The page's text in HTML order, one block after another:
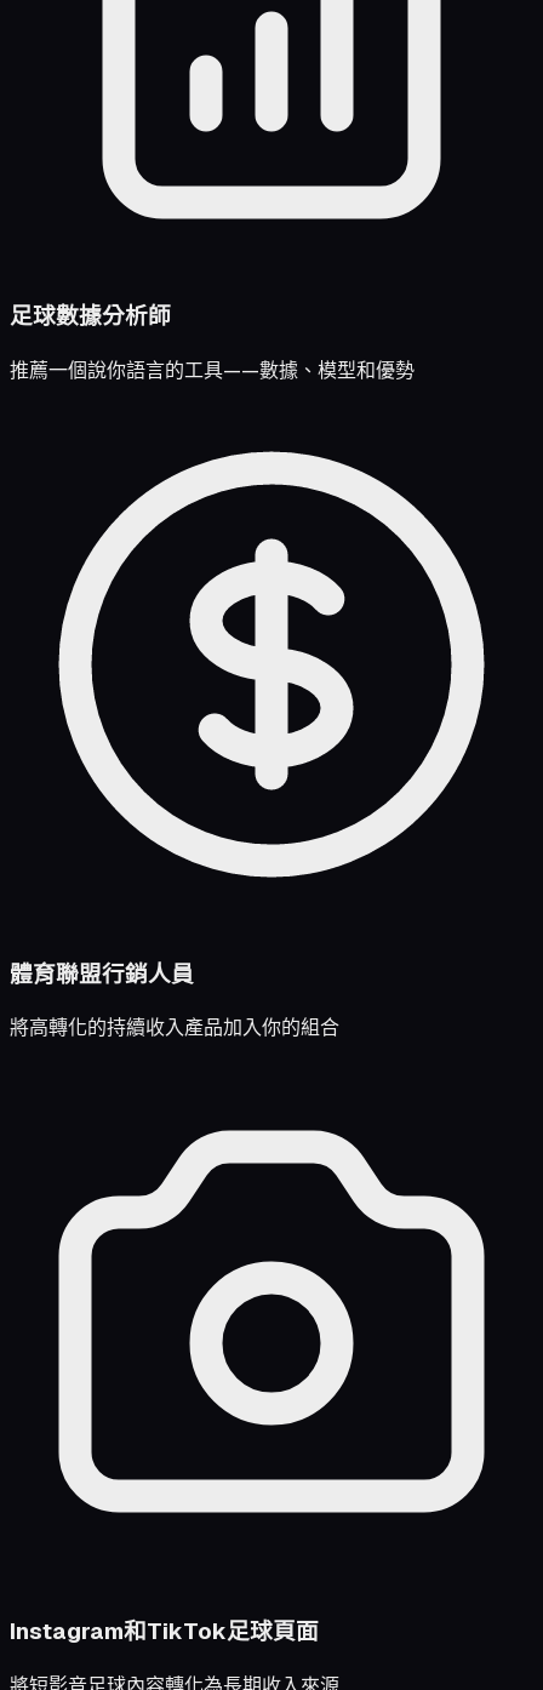
足球數據分析師
推薦一個說你語言的工具——數據、模型和優勢
體育聯盟行銷人員
將高轉化的持續收入產品加入你的組合
Instagram和TikTok足球頁面